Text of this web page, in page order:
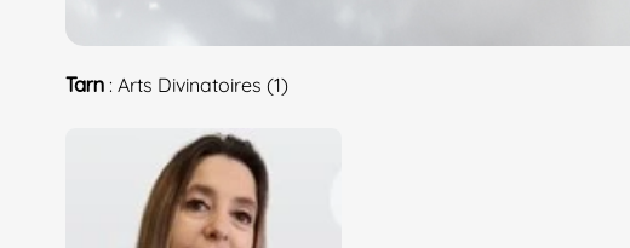
Tarn : Arts Divinatoires (1)